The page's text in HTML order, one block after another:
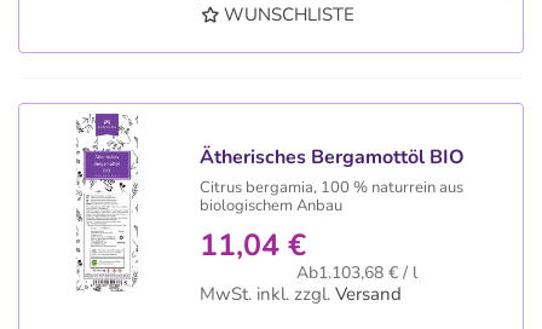
WUNSCHLISTE
Ätherisches Bergamottöl BIO
Citrus bergamia, 100 % naturrein aus
biologischem Anbau
11,04 €
Ab1.103,68 € / l
MwSt. inkl. zzgl. Versand